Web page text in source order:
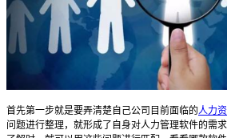
首先第一步就是要弄清楚自己公司目前面临的人力
问题进行整理，就形成了自身对人力管理软件的需